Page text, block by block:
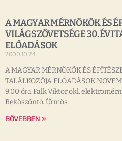
A MAGYAR MÉRNÖKÖK ÉS
VILÁGSZÖVETSÉGE 30. ÉVI
ELŐADÁSOK
2000.10.24.
A MAGYAR MÉRNÖKÖK ÉS
TALÁLKOZÓJA ELŐADÁSOK
9:00 óra Falk Viktor okl.
Beköszöntő. Ürmös
BŐVEBBEN »